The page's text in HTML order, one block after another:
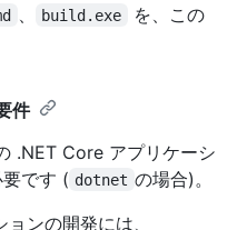
build.exe
を、この
件
.NET Core アプリケーシ
です ( dotnet の場合)。
ンの開発には、